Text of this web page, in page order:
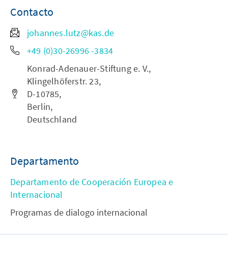
Contacto
johannes.lutz@kas.de
+49 (0)30-26996 -3834
Konrad-Adenauer-Stiftung e. V.,
Klingelhöferstr. 23,
D-10785,
Berlin,
Deutschland
Departamento
Departamento de Cooperación Europea e
Internacional
Programas de dialogo internacional